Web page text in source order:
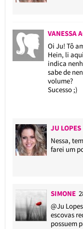
VANESSA
Oi Ju! Tô
Hein, li
indica
sabe de
volume?
Sucesso ;)
JU
Nessa,
farei um
SIMONE
@Ju Lopes
escovas
possuem